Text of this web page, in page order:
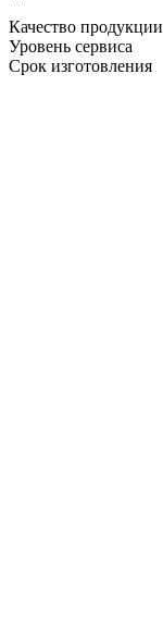
Качество продукции
Уровень сервиса
Срок изготовления